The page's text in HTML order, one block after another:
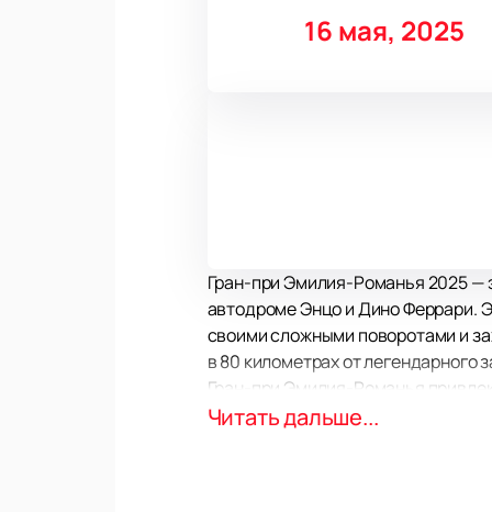
16 мая, 2025
Гран-при Эмилия-Романья 2025 —
автодроме Энцо и Дино Феррари.
своими сложными поворотами и
в 80 километрах от
Гран-при Эмилия-Романья
атмосферой настоящих гонок и
Читать дальше...